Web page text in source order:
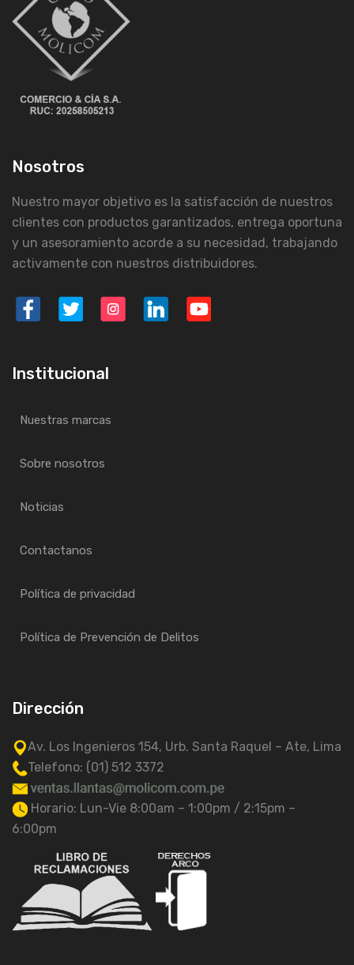
Nosotros
Nuestro mayor objetivo es la satisfacción de nuestros
clientes con productos garantizados, entrega oportuna
y un asesoramiento acorde a su necesidad, trabajando
activamente con nuestros distribuidores.
Institucional
Nuestras marcas
Sobre nosotros
Noticias
Contactanos
Política de privacidad
Política de Prevención de Delitos
Dirección
Av. Los Ingenieros 154, Urb. Santa Raquel – Ate, Lima
Telefono: (01) 512 3372
Horario: Lun-Vie 8:00am – 1:00pm / 2:15pm –
6:00pm